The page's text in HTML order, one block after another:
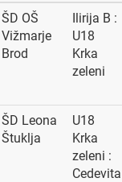
ŠD OŠ
Vižmarje
Brod
Ilirija B :
U18
Krka
zeleni
ŠD Leona
Štuklja
U18
Krka
zeleni :
Cedevita